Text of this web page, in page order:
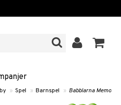
» Spel » Barnspel » Babblarna Memo